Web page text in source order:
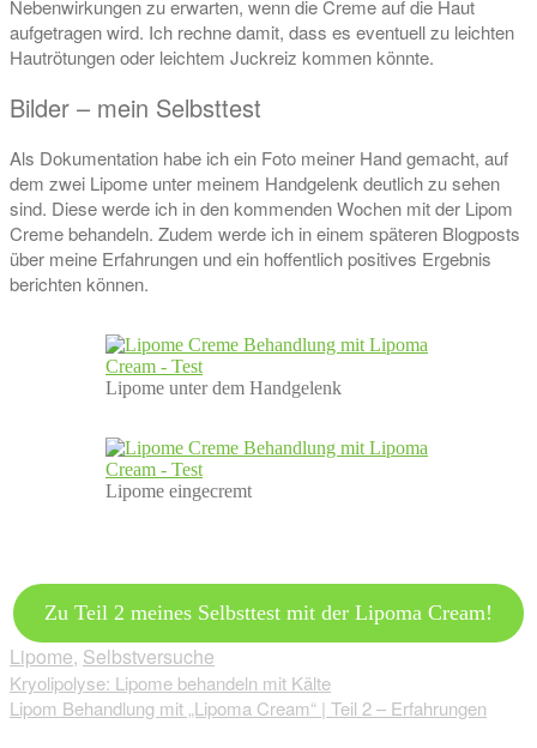
Nebenwirkungen zu erwarten, wenn die Creme auf die Haut
aufgetragen wird. Ich rechne damit, dass es eventuell zu leichten
Hautrötungen oder leichtem Juckreiz kommen könnte.
Bilder – mein Selbsttest
Als Dokumentation habe ich ein Foto meiner Hand gemacht, auf
dem zwei Lipome unter meinem Handgelenk deutlich zu sehen
sind. Diese werde ich in den kommenden Wochen mit der Lipom
Creme behandeln. Zudem werde ich in einem späteren Blogposts
über meine Erfahrungen und ein hoffentlich positives Ergebnis
berichten können.
Lipome unter dem Handgelenk
Lipome eingecremt
Zu Teil 2 meines Selbsttest mit der Lipoma Cream!
Lipome, Selbstversuche
Beitragsnavigation
Kryolipolyse: Lipome behandeln mit Kälte
Lipom Behandlung mit „Lipoma Cream“ | Teil 2 – Erfahrungen